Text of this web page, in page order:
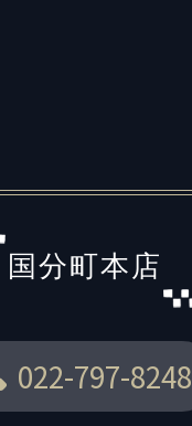
国分町本店
022-797-8248